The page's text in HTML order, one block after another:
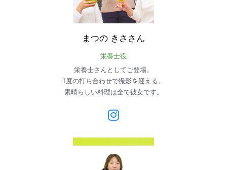
まつの きささん
栄養士役
栄養士さんとしてご登場。
1度の打ち合わせで撮影を迎える。
素晴らしい料理は全て彼女です。